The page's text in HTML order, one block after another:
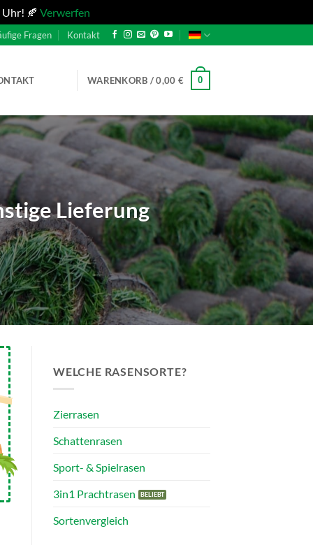
🍂 Verwerfen
Fragen Kontakt
WARENKORB /0,00 € 0
Lieferung
WELCHE RASENSORTE?
Zierrasen
Schattenrasen
Sport- & Spielrasen
3in1 Prachtrasen
Sortenvergleich